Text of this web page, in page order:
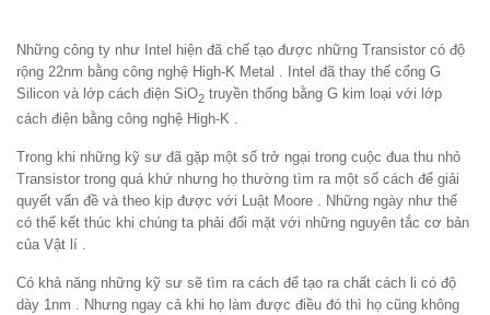
Những công ty như Intel hiện đã chế tạo được những Transistor có độ
rộng 22nm bằng công nghệ High-K Metal . Intel đã thay thế cổng G
Silicon và lớp cách điện SiO­2 ­ truyền thống bằng G kim loại với lớp
cách điện bằng công nghệ High-K .
Trong khi những kỹ sư đã gặp một số trở ngại trong cuộc đua thu nhỏ
Transistor trong quá khứ nhưng họ thường tìm ra một số cách để giải
quyết vấn đề và theo kịp được với Luật Moore . Những ngày như thế
có thể kết thúc khi chúng ta phải đối mặt với những nguyên tắc cơ bản
của Vật lí .
Có khả năng những kỹ sư sẽ tìm ra cách để tạo ra chất cách li có độ
dày 1nm . Nhưng ngay cả khi họ làm được điều đó thì họ cũng không